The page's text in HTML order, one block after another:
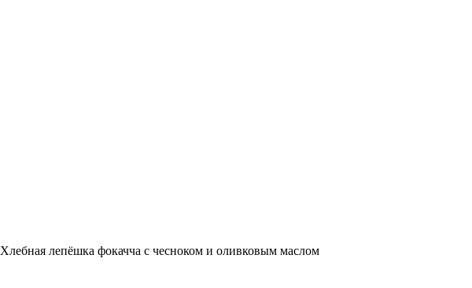
Хлебная лепёшка фокачча с чесноком и оливковым маслом